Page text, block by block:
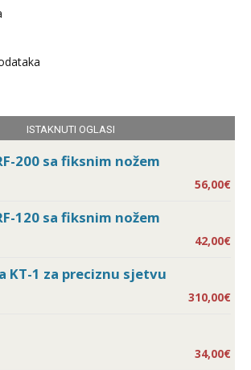
ISTAKNUTI OGLASI
200 sa fiksnim nožem
56,00€
120 sa fiksnim nožem
42,00€
KT-1 za preciznu sjetvu
310,00€
34,00€